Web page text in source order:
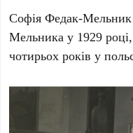
Софія Федак-Мельник
Мельника у 1929 році
чотирьох років у